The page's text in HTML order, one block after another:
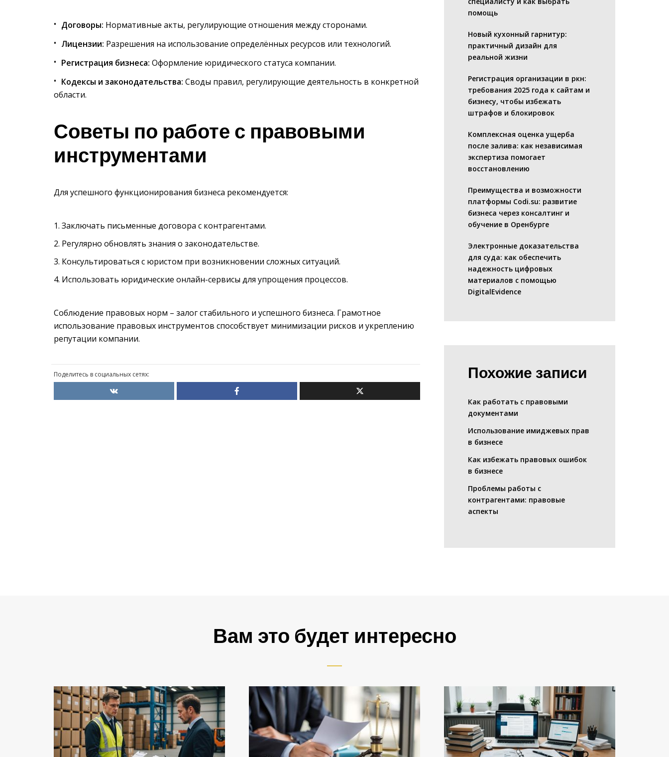
Договоры: Нормативные акты, регулирующие отношения между сторонами.
Лицензии: Разрешения на использование определённых ресурсов или технологий.
Регистрация бизнеса: Оформление юридического статуса компании.
Кодексы и законодательства: Своды правил, регулирующие деятельность в конкретной
области.
Советы по работе с правовыми
инструментами
Для успешного функционирования бизнеса рекомендуется:
Заключать письменные договора с контрагентами.
Регулярно обновлять знания о законодательстве.
Консультироваться с юристом при возникновении сложных ситуаций.
Использовать юридические онлайн-сервисы для упрощения процессов.
Соблюдение правовых норм – залог стабильного и успешного бизнеса. Грамотное
использование правовых инструментов способствует минимизации рисков и укреплению
репутации компании.
Поделитесь в социальных сетях:
помощь
Новый кухонный гарнитур:
практичный дизайн для
реальной жизни
Регистрация организации в ркн:
требования 2025 года к сайтам и
бизнесу, чтобы избежать
штрафов и блокировок
Комплексная оценка ущерба
после залива: как независимая
экспертиза помогает
восстановлению
Преимущества и возможности
платформы Codi.su: развитие
бизнеса через консалтинг и
обучение в Оренбурге
Электронные доказательства
для суда: как обеспечить
надежность цифровых
материалов с помощью
DigitalEvidence
Похожие записи
Как работать с правовыми
документами
Использование имиджевых прав
в бизнесе
Как избежать правовых ошибок
в бизнесе
Проблемы работы с
контрагентами: правовые
аспекты
Вам это будет интересно